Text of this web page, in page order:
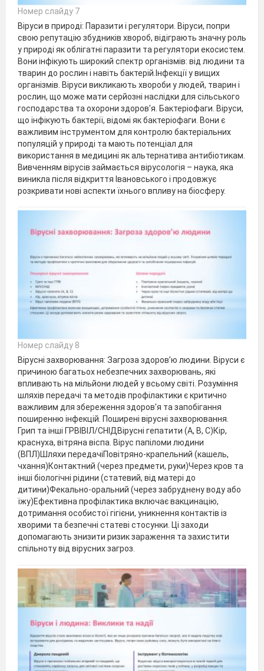
Номер слайду 7
Віруси в природі: Паразити і регулятори. Віруси, попри
свою репутацію збудників хвороб, відіграють значну роль
у природі як облігатні паразити та регулятори екосистем.
Вони інфікують широкий спектр організмів: від людини та
тварин до рослин і навіть бактерій.Інфекції у вищих
організмів. Віруси викликають хвороби у людей, тварин і
рослин, що може мати серйозні наслідки для сільського
господарства та охорони здоров'я. Бактеріофаги. Віруси,
що інфікують бактерії, відомі як бактеріофаги. Вони є
важливим інструментом для контролю бактеріальних
популяцій у природі та мають потенціал для
використання в медицині як альтернатива антибіотикам.
Вивченням вірусів займається вірусологія – наука, яка
виникла після відкриття Івановського і продовжує
розкривати нові аспекти їхнього впливу на біосферу.
Номер слайду 8
Вірусні захворювання: Загроза здоров’ю людини. Віруси є
причиною багатьох небезпечних захворювань, які
впливають на мільйони людей у всьому світі. Розуміння
шляхів передачі та методів профілактики є критично
важливим для збереження здоров'я та запобігання
поширенню інфекцій. Поширені вірусні захворювання.
Грип та інші ГРВІВІЛ/СНІДВірусні гепатити (А, В, С)Кір,
краснуха, вітряна віспа. Вірус папіломи людини
(ВПЛ)Шляхи передачіПовітряно-крапельний (кашель,
чхання)Контактний (через предмети, руки)Через кров та
інші біологічні рідини (статевий, від матері до
дитини)Фекально-оральний (через забруднену воду або
їжу)Ефективна профілактика включає вакцинацію,
дотримання особистої гігієни, уникнення контактів із
хворими та безпечні статеві стосунки. Ці заходи
допомагають знизити ризик зараження та захистити
спільноту від вірусних загроз.